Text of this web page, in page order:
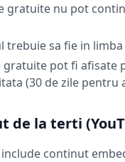
gratuite nu pot
trebuie sa fie in
gratuite pot fi afisate
(30 de zile pentru
de la terti
continut